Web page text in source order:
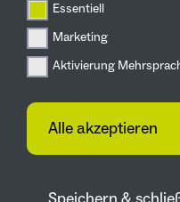
Essentiell
Marketing
Aktivierung
Alle akzeptieren
IGA 2027
15.06.2026
Große